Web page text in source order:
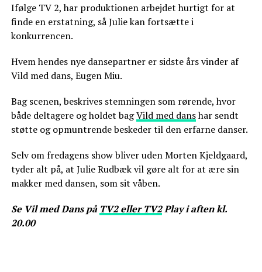
Ifølge TV 2, har produktionen arbejdet hurtigt for at
finde en erstatning, så Julie kan fortsætte i
konkurrencen.
Hvem hendes nye dansepartner er sidste års vinder af
Vild med dans, Eugen Miu.
Bag scenen, beskrives stemningen som rørende, hvor
både deltagere og holdet bagVild med danshar sendt
støtte og opmuntrende beskeder til den erfarne danser.
Selv om fredagens show bliver uden Morten Kjeldgaard,
tyder alt på, at Julie Rudbæk vil gøre alt for at ære sin
makker med dansen, som sit våben.
Se Vil med Dans på TV2 eller TV2Play i aften kl.
20.00